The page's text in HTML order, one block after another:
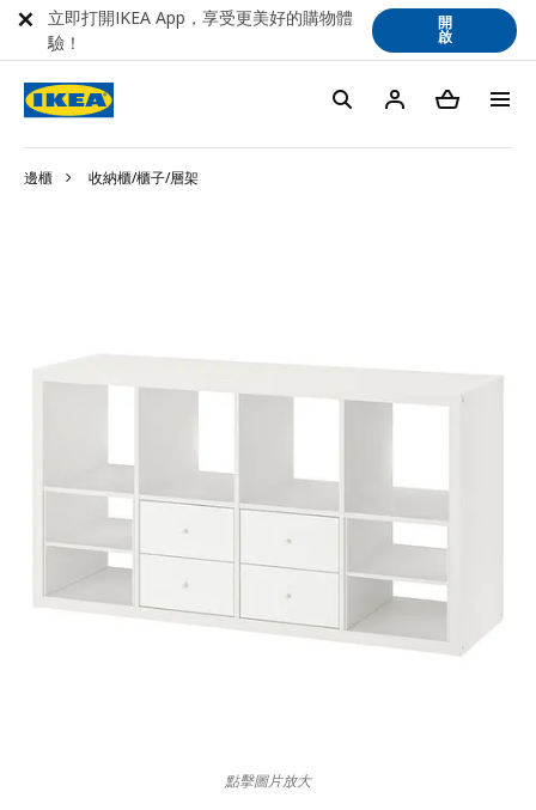
邊櫃 收納櫃/櫃子/層架
點擊圖片放大
立即打開IKEA App，享受更美好的購物體
驗！
開
啟